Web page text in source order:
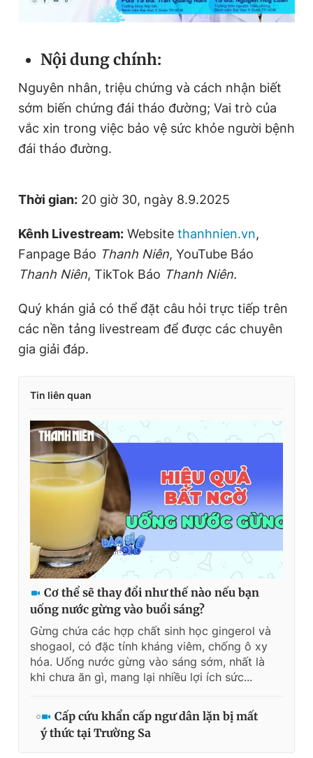
Nội dung chính:
Nguyên nhân, triệu chứng và cách nhận biết
sớm biến chứng đái tháo đường; Vai trò của
vắc xin trong việc bảo vệ sức khỏe người bệnh
đái tháo đường.
Thời gian: 20 giờ 30, ngày 8.9.2025
Kênh Livestream: Website thanhnien.vn,
Fanpage Báo Thanh Niên, YouTube Báo
Thanh Niên, TikTok Báo Thanh Niên.
Quý khán giả có thể đặt câu hỏi trực tiếp trên
các nền tảng livestream để được các chuyên
gia giải đáp.
Tin liên quan
Cơ thể sẽ thay đổi như thế nào nếu bạn
uống nước gừng vào buổi sáng?
Gừng chứa các hợp chất sinh học gingerol và
shogaol, có đặc tính kháng viêm, chống ô xy
hóa. Uống nước gừng vào sáng sớm, nhất là
khi chưa ăn gì, mang lại nhiều lợi ích sức...
Cấp cứu khẩn cấp ngư dân lặn bị mất
ý thức tại Trường Sa